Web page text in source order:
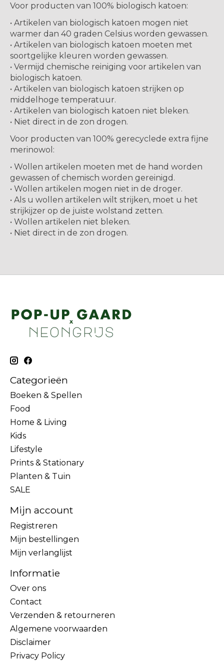
Voor producten van 100% biologisch katoen:
• Artikelen van biologisch katoen mogen niet
warmer dan 40 graden Celsius worden gewassen.
• Artikelen van biologisch katoen moeten met
soortgelijke kleuren worden gewassen.
• Vermijd chemische reiniging voor artikelen van
biologisch katoen.
• Artikelen van biologisch katoen strijken op
middelhoge temperatuur.
• Artikelen van biologisch katoen niet bleken.
• Niet direct in de zon drogen.
Voor producten van 100% gerecyclede extra fijne
merinowol:
• Wollen artikelen moeten met de hand worden
gewassen of chemisch worden gereinigd.
• Wollen artikelen mogen niet in de droger.
• Als u wollen artikelen wilt strijken, moet u het
strijkijzer op de juiste wolstand zetten.
• Wollen artikelen niet bleken.
• Niet direct in de zon drogen.
Categorieën
Boeken & Spellen
Food
Home & Living
Kids
Lifestyle
Prints & Stationary
Planten & Tuin
SALE
Mijn account
Registreren
Mijn bestellingen
Mijn verlanglijst
Informatie
Over ons
Contact
Verzenden & retourneren
Algemene voorwaarden
Disclaimer
Privacy Policy